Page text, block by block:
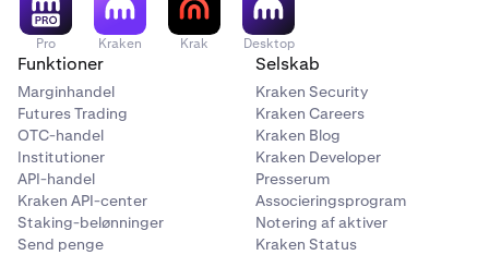
Pro Kraken Krak Desktop
Funktioner
Marginhandel
Futures Trading
OTC-handel
Institutioner
API-handel
Kraken API-center
Staking-belønninger
Send penge
Selskab
Kraken Security
Kraken Careers
Kraken Blog
Kraken Developer
Presserum
Associeringsprogram
Notering af aktiver
Kraken Status